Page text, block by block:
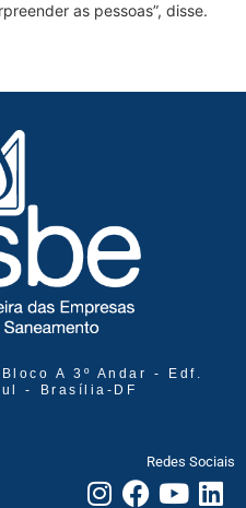
as pessoas”, disse.
A 3º Andar - Edf.
- Brasília-DF
Redes Sociais